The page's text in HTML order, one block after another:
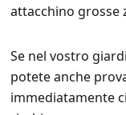
attacchino grosse
Se nel vostro
potete anche
immediatamente